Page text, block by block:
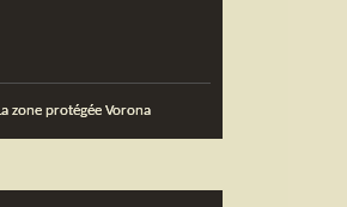
La zone protégée Vorona